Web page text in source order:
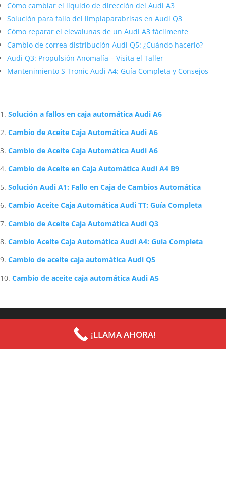
Cómo cambiar el líquido de dirección del Audi A3
Solución para fallo del limpiaparabrisas en Audi Q3
Cómo reparar el elevalunas de un Audi A3 fácilmente
Cambio de correa distribución Audi Q5: ¿Cuándo hacerlo?
Audi Q3: Propulsión Anomalía – Visita el Taller
Mantenimiento S Tronic Audi A4: Guía Completa y Consejos
Solución a fallos en caja automática Audi A6
Cambio de Aceite Caja Automática Audi A6
Cambio de Aceite Caja Automática Audi A6
Cambio de Aceite en Caja Automática Audi A4 B9
Solución Audi A1: Fallo en Caja de Cambios Automática
Cambio Aceite Caja Automática Audi TT: Guía Completa
Cambio de Aceite Caja Automática Audi Q3
Cambio Aceite Caja Automática Audi A4: Guía Completa
Cambio de aceite caja automática Audi Q5
Cambio de aceite caja automática Audi A5
Archives Categories
¡LLAMA AHORA!